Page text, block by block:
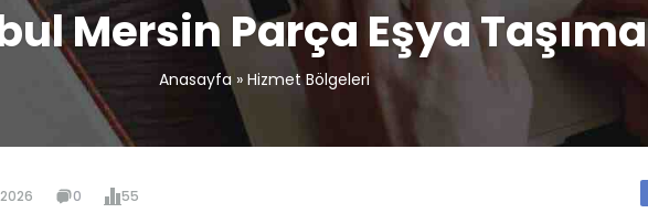
Mersin Parça Eşya Taşıma
Anasayfa» Hizmet Bölgeleri
0 55